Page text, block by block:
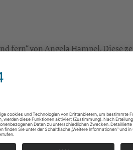
fern“ von Angela Hampel. Diese
Themen in verschiedenen
01279 Dresden
Sonstiges
https://www.kirchgemeinde-